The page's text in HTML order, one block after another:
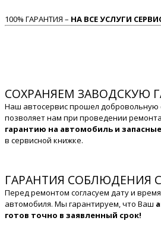
100% ГАРАНТИЯ – НА ВСЕ УСЛУГИ
СОХРАНЯЕМ ЗАВОДСКУЮ
Наш автосервис прошел добровольную
позволяет нам при проведении ремонта
гарантию на автомобиль и
в сервисной книжке.
ГАРАНТИЯ СОБЛЮДЕНИЯ
Перед ремонтом согласуем дату и
автомобиля. Мы гарантируем, что Ваш
готов точно в заявленный срок!